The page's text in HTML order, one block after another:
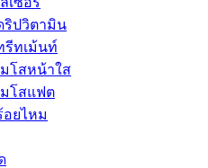
ริปวิตามิน
รีทเม้นท์
มโสหน้าใส
มโสแฟต
อยไหม